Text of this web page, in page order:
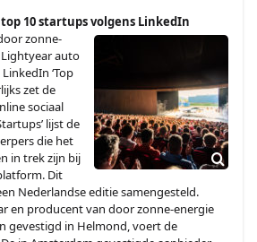
10 startups volgens LinkedIn
zonne-
auto
‘Top
zet de
sociaal
lijst de
die het
in trek zijn bij
Dit
Nederlandse editie samengesteld.
en producent van door zonne-energie
gevestigd in Helmond, voert de